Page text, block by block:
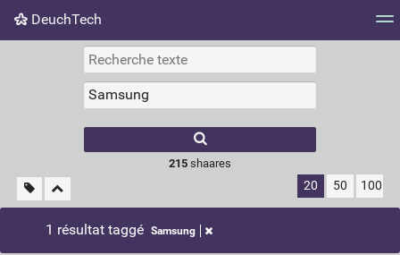
DeuchTech
Nuage de tags Mur d'images
215shaares
20 50 100
1 résultat taggé Samsung